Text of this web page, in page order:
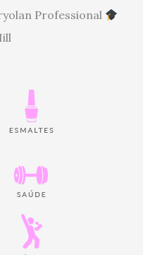
Professional